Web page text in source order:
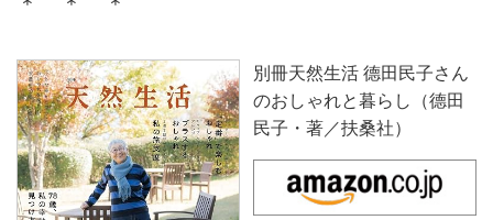
別冊天然生活 德田民子さん
のおしゃれと暮らし（德田
民子・著／扶桑社）